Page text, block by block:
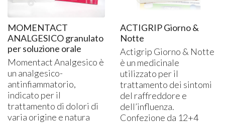
MOMENTACT
ANALGESICO granulato
per soluzione orale
Momentact Analgesico è
un analgesico-
antinfiammatorio,
indicato per il
trattamento di dolori di
varia origine e natura
ACTIGRIP Giorno &
Notte
Actigrip Giorno & Notte
è un medicinale
utilizzato per il
trattamento dei sintomi
del raffreddore e
dell’influenza.
Confezione da 12+4